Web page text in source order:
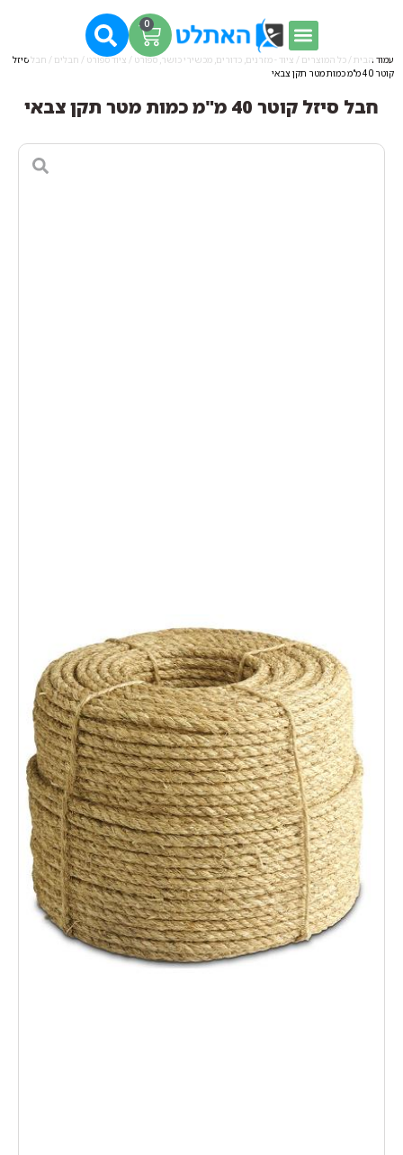
0
עמוד הבית / כל המוצרים / ציוד - מזרנים, כדורים, מכשירי כושר, ספורט / ציוד ספורט / חבלים / חבל סיזל
קוטר 40 מ"מ כמות מטר תקן צבאי
חבל סיזל קוטר 40 מ"מ כמות מטר תקן צבאי